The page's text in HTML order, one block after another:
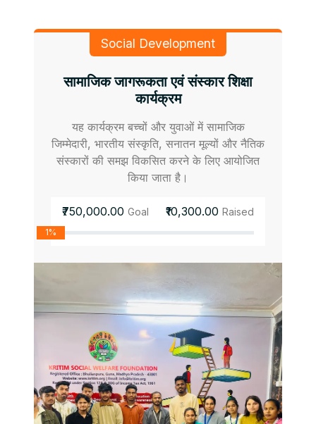
Social Development
सामाजिक जागरूकता एवं संस्कार शिक्षा
कार्यक्रम
यह कार्यक्रम बच्चों और युवाओं में सामाजिक
जिम्मेदारी, भारतीय संस्कृति, सनातन मूल्यों और नैतिक
संस्कारों की समझ विकसित करने के लिए आयोजित
किया जाता है।
₹750,000.00 Goal ₹10,300.00 Raised
1%